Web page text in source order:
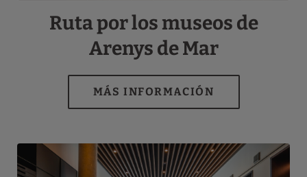
Ruta por los museos de
Arenys de Mar